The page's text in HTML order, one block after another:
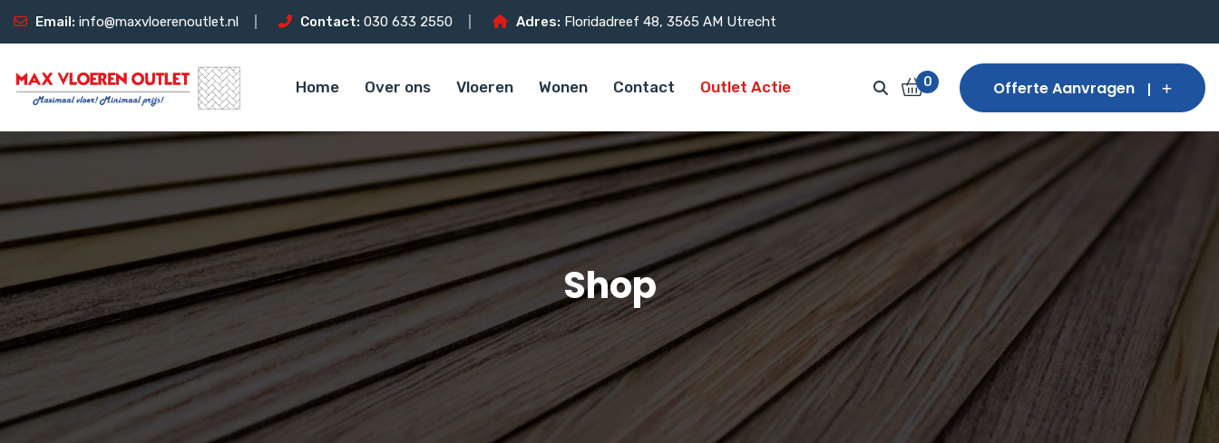
Email: info@maxvloerenoutlet.nl Contact: 030 633 2550 Adres: Floridadreef 48, 3565 AM Utrecht
Home Over ons Vloeren Wonen Contact Outlet Actie 0 Offerte Aanvragen
Shop